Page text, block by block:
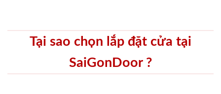
Tại sao chọn lắp đặt cửa tại
SaiGonDoor ?